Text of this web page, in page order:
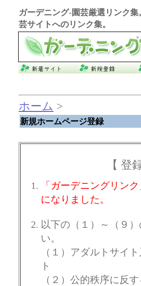
ガーデニング-園芸厳選リンク
芸サイトへのリンク集。
ホーム >
新規ホームページ登録
【 登
「ガーデニングリン
になりました。
以下の（１）～（９
い。
（１）アダルトサイ
ト
（２）公的秩序に反